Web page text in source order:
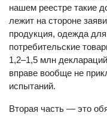
нашем реестре такие
лежит на стороне
продукция, одежда
потребительские
1,2–1,5 млн
вправе вообще не
испытаний.
Вторая часть — это